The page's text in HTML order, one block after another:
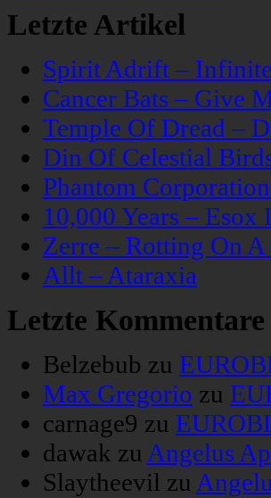
Letzte Artikel
Spirit Adrift –
Cancer Bats – Give
Temple Of Dread –
Din Of Celestial
Phantom
10,000 Years – Esox
Zerre – Rotting On
Allt – Ataraxia
Letzte Kommentare
Belzebub zu
Max Gregorio zu
carnage9 zu
dawak zuAngelus
Slaytheevil zu